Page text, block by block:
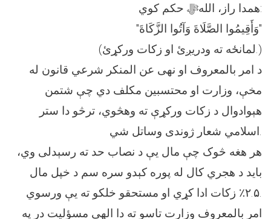
همدا راز، اللهﷻ حکم کوي:
"وَأَقِيمُوا الصَّلَاةَ وَآتُوا الزَّكَاةَ"
(لمانځه ته ودریږئ او زکات ورکړئ.)
د امر بالمعروف او نهی عن المنکر شرعي قانون له
مخې، وزارت او محتسبین مکلف دي چې شتمن
هېوادوال د زکات ورکړې ته وهڅوي، ترڅو دا ستر
هر هغه څوک چې مال یې د نصاب حد ته رسېدلی وي،
باید د هجري کال له پوره کېدو سره سم د خپل مال
امر بالمعروف وزارت تاسو ته دا الهي مسؤلیت در په